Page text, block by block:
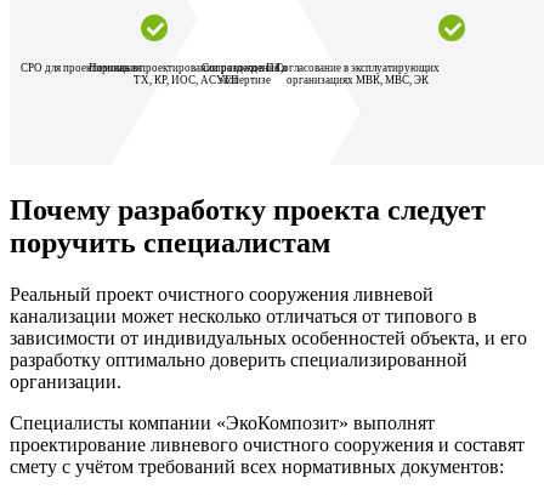
СРО для проектированияПомощь в проектировании разделов ПЗ,
ТХ, КР, ИОС, АСУТП
Сопровождение в
экспертизе
Согласование в эксплуатирующих
организациях МВК, МВС, ЭК
Почему разработку проекта следует
поручить специалистам
Реальный проект очистного сооружения ливневой
канализации может несколько отличаться от типового в
зависимости от индивидуальных особенностей объекта, и его
разработку оптимально доверить специализированной
организации.
Специалисты компании «ЭкоКомпозит» выполнят
проектирование ливневого очистного сооружения и составят
смету с учётом требований всех нормативных документов: